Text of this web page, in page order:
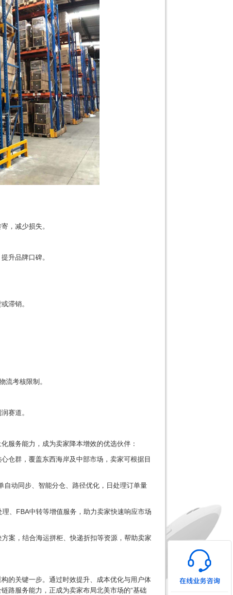
，减少损失。
升品牌口碑。
滞销。
流考核限制。
赛道。
服务能力，成为卖家降本增效的优选伙伴：
仓群，覆盖东西海岸及中部市场，卖家可根据目
自动同步、智能分仓、路径优化，日处理订单量
、FBA中转等增值服务，助力卖家快速响应市场
方案，结合海运拼柜、快递折扣等资源，帮助卖家
的关键一步。通过时效提升、成本优化与用户体
路服务能力，正成为卖家布局北美市场的“基础